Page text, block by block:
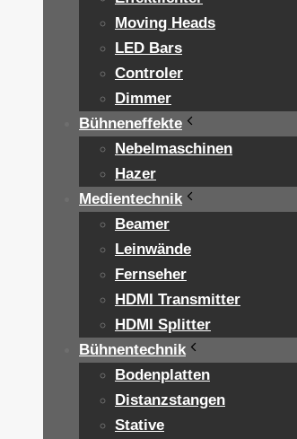
Moving Heads
LED Bars
Controler
Dimmer
Bühneneffekte
Nebelmaschinen
Hazer
Medientechnik
Beamer
Leinwände
Fernseher
HDMI Transmitter
HDMI Splitter
Bühnentechnik
Bodenplatten
Distanzstangen
Stative